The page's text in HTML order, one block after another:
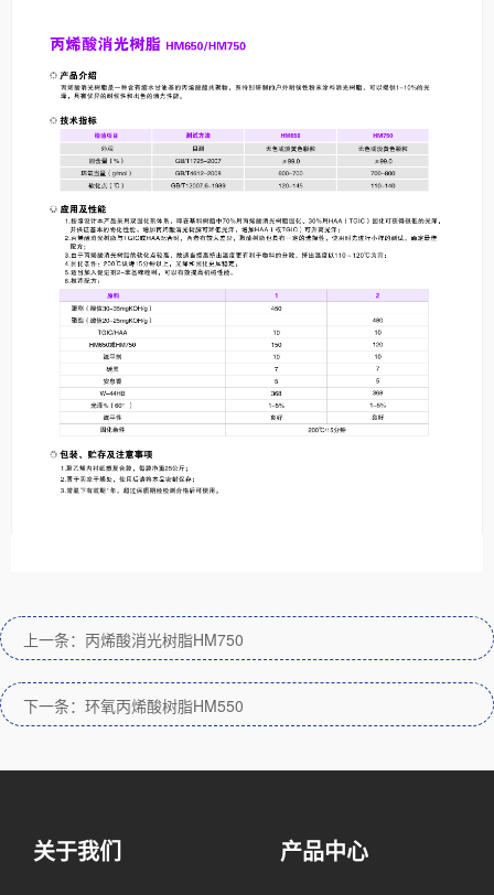
上一条：丙烯酸消光树脂HM750
下一条：环氧丙烯酸树脂HM550
关于我们 产品中心